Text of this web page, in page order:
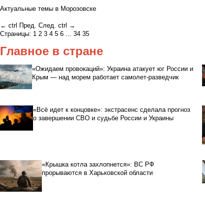
Актуальные темы в Морозовске
← ctrl Пред. След. ctrl →
Страницы: 1 2 3 4 5 6 ... 34 35
Главное в стране
«Ожидаем провокаций»: Украина атакует юг России и
Крым — над морем работает самолет-разведчик
«Всё идет к концовке»: экстрасенс сделала прогноз
о завершении СВО и судьбе России и Украины
«Крышка котла захлопнется»: ВС РФ
прорываются в Харьковской области